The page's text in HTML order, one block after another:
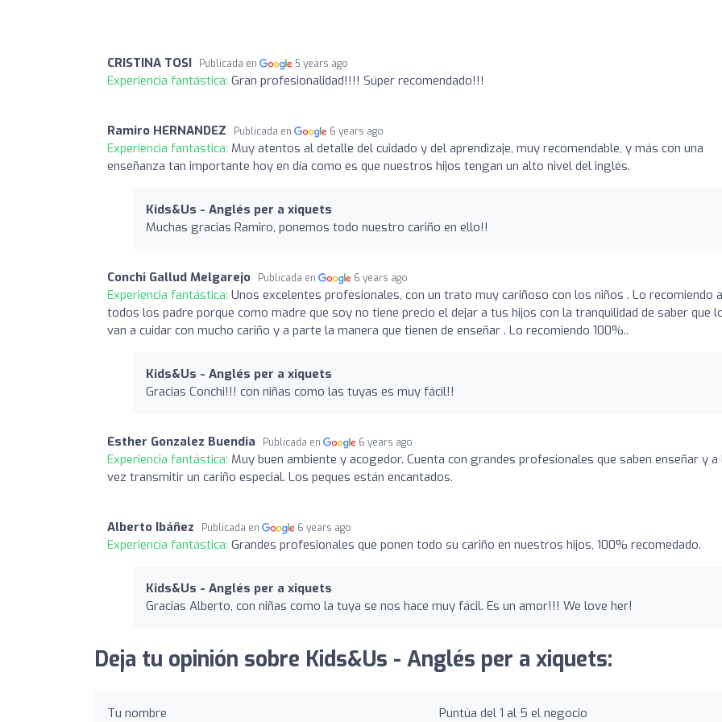
CRISTINA TOSI Publicada en 5 years ago
Experiencia fantástica: Gran profesionalidad!!!! Súper recomendado!!!
Ramiro HERNANDEZ Publicada en 6 years ago
Experiencia fantástica: Muy atentos al detalle del cuidado y del aprendizaje, muy recomendable, y más con una
enseñanza tan importante hoy en día como es que nuestros hijos tengan un alto nivel del inglés.
Kids&Us - Anglés per a xiquets
Muchas gracias Ramiro, ponemos todo nuestro cariño en ello!!
Conchi Gallud Melgarejo Publicada en 6 years ago
Experiencia fantástica: Unos excelentes profesionales, con un trato muy cariñoso con los niños . Lo recomiendo a
todos los padre porque como madre que soy no tiene precio el dejar a tus hijos con la tranquilidad de saber que
van a cuidar con mucho cariño y a parte la manera que tienen de enseñar . Lo recomiendo 100%..
Kids&Us - Anglés per a xiquets
Gracias Conchi!!! con niñas como las tuyas es muy fácil!!
Esther Gonzalez Buendia Publicada en 6 years ago
Experiencia fantástica: Muy buen ambiente y acogedor. Cuenta con grandes profesionales que saben enseñar y a
vez transmitir un cariño especial. Los peques están encantados.
Alberto Ibáñez Publicada en 6 years ago
Experiencia fantástica: Grandes profesionales que ponen todo su cariño en nuestros hijos, 100% recomedado.
Kids&Us - Anglés per a xiquets
Gracias Alberto, con niñas como la tuya se nos hace muy fácil. Es un amor!!! We love her!
Deja tu opinión sobre Kids&Us - Anglés per a xiquets:
Tu nombre Puntúa del 1 al 5 el negocio